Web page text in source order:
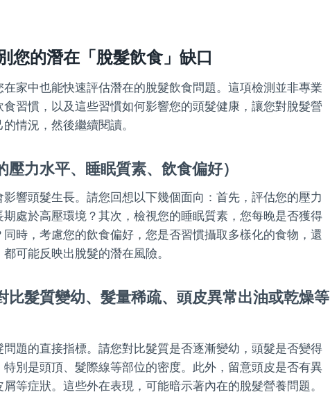
您的潛在「脫髮飲食」缺口
家中也能快速評估潛在的脫髮飲食問題。這項檢測並非專業
習慣，以及這些習慣如何影響您的頭髮健康，讓您對脫髮營
情況，然後繼續閱讀。
力水平、睡眠質素、飲食偏好）
響頭髮生長。請您回想以下幾個面向：首先，評估您的壓力
處於高壓環境？其次，檢視您的睡眠質素，您每晚是否獲得
時，考慮您的飲食偏好，您是否習慣攝取多樣化的食物，還
可能反映出脫髮的潛在風險。
比髮質變幼、髮量稀疏、頭皮異常出油或乾燥等
題的直接指標。請您對比髮質是否逐漸變幼，頭髮是否變得
別是頭頂、髮際線等部位的密度。此外，留意頭皮是否有異
等症狀。這些外在表現，可能暗示著內在的脫髮營養問題。